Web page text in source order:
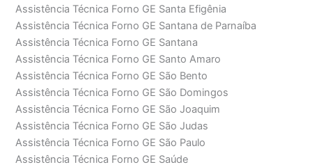
Assistência Técnica Forno GE Santa Efigênia
Assistência Técnica Forno GE Santana de Parnaíba
Assistência Técnica Forno GE Santana
Assistência Técnica Forno GE Santo Amaro
Assistência Técnica Forno GE São Bento
Assistência Técnica Forno GE São Domingos
Assistência Técnica Forno GE São Joaquim
Assistência Técnica Forno GE São Judas
Assistência Técnica Forno GE São Paulo
Assistência Técnica Forno GE Saúde